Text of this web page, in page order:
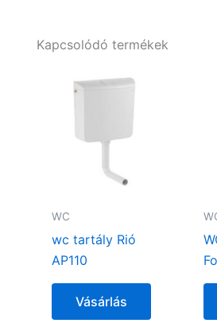
Kapcsolódó termékek
WC
wc tartály Rió
AP110
Vásárlás